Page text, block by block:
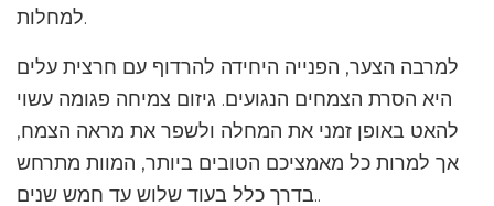
למחלות.
למרבה הצער, הפנייה היחידה להרדוף עם חרצית עלים
היא הסרת הצמחים הנגועים. גיזום צמיחה פגומה עשוי
להאט באופן זמני את המחלה ולשפר את מראה הצמח,
אך למרות כל מאמציכם הטובים ביותר, המוות מתרחש
בדרך כלל בעוד שלוש עד חמש שנים..